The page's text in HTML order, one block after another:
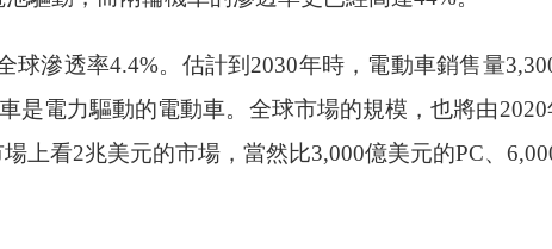
滲透率4.4%。估計到2030年時，電動車銷售量
是電力驅動的電動車。全球市場的規模，也將由2020
上看2兆美元的市場，當然比3,000億美元的PC、